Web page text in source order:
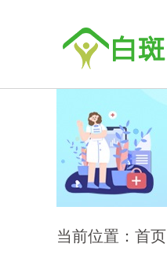
当前位置：首页